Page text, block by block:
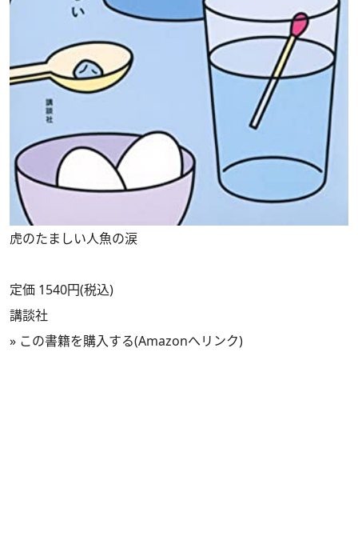
虎のたましい人魚の涙
定価 1540円(税込)
講談社
» この書籍を購入する(Amazonへリンク)